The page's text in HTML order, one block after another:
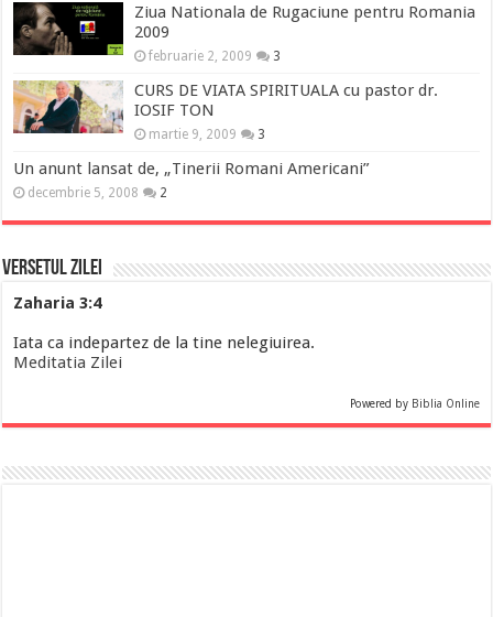
Ziua Nationala de Rugaciune pentru Romania
2009
februarie 2, 2009 3
CURS DE VIATA SPIRITUALA cu pastor dr.
IOSIF TON
martie 9, 2009 3
Un anunt lansat de, „Tinerii Romani Americani”
decembrie 5, 2008 2
Versetul Zilei
Zaharia 3:4
Iata ca indepartez de la tine nelegiuirea.
Meditatia Zilei
Powered by Biblia Online